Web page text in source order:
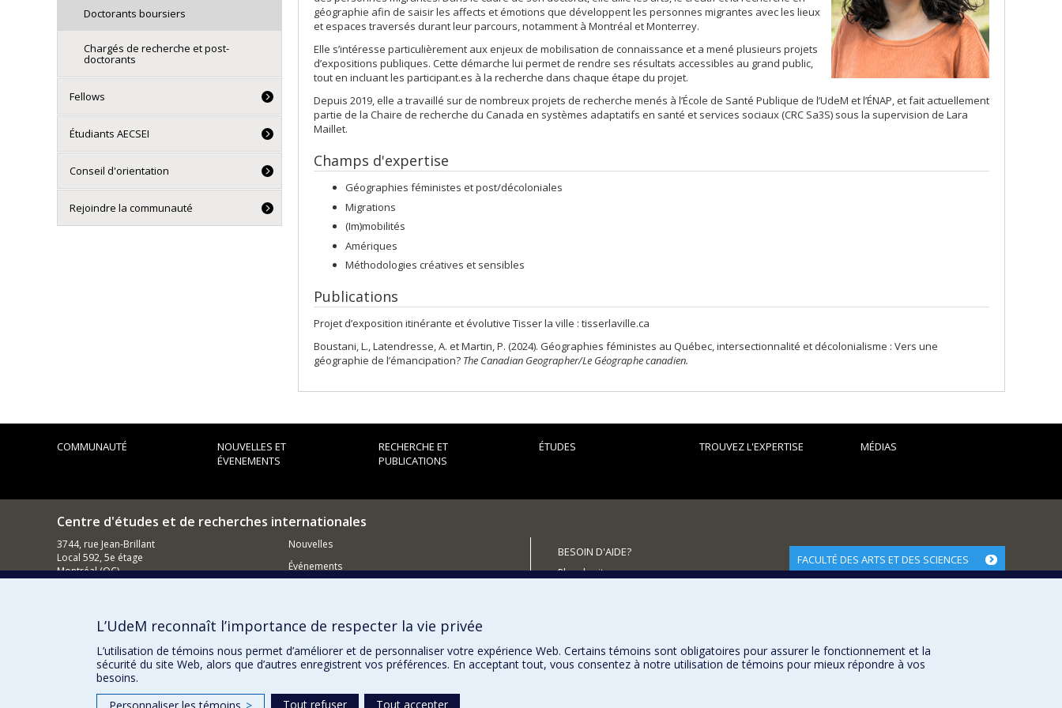
géographie afin de saisir les affects et émotions que développent les personnes migrantes avec les lieux
et espaces traversés durant leur parcours, notamment à Montréal et Monterrey.
Elle s’intéresse particulièrement aux enjeux de mobilisation de connaissance et a mené plusieurs projets
d’expositions publiques. Cette démarche lui permet de rendre ses résultats accessibles au grand public,
tout en incluant les participant.es à la recherche dans chaque étape du projet.
Depuis 2019, elle a travaillé sur de nombreux projets de recherche menés à l’École de Santé Publique de l’UdeM et l’ÉNAP, et fait actuellement
partie de la Chaire de recherche du Canada en systèmes adaptatifs en santé et services sociaux (CRC Sa3S) sous la supervision de Lara
Maillet.
Champs d'expertise
Géographies féministes et post/décoloniales
Migrations
(Im)mobilités
Amériques
Méthodologies créatives et sensibles
Publications
Projet d’exposition itinérante et évolutive Tisser la ville : tisserlaville.ca
Boustani, L., Latendresse, A. et Martin, P. (2024). Géographies féministes au Québec, intersectionnalité et décolonialisme : Vers une
géographie de l’émancipation? The Canadian Geographer/Le Géographe canadien.
Doctorants boursiers
Chargés de recherche et post-
doctorants
Fellows
Étudiants AECSEI
Conseil d'orientation
Rejoindre la communauté
COMMUNAUTÉ
NOUVELLES ET
ÉVENEMENTS
RECHERCHE ET
PUBLICATIONS
ÉTUDES TROUVEZ L'EXPERTISE MÉDIAS
Centre d'études et de recherches internationales
3744, rue Jean-Brillant
Local 592, 5e étage
Montréal (QC)
Contacter un membre de notre équipe
Courriel général
Nouvelles
Événements
BESOIN D'AIDE?
Plan du site
FACULTÉ DES ARTS ET DES SCIENCES
L’UdeM reconnaît l’importance de respecter la vie privée
L’utilisation de témoins nous permet d’améliorer et de personnaliser votre expérience Web. Certains témoins sont obligatoires pour assurer le fonctionnement et la
sécurité du site Web, alors que d’autres enregistrent vos préférences. En acceptant tout, vous consentez à notre utilisation de témoins pour mieux répondre à vos
besoins.
Tout refuser Tout accepter